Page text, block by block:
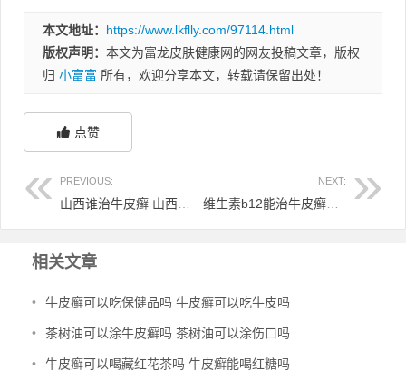
本文地址： https://www.lkflly.com/97114.html
版权声明： 本文为富龙皮肤健康网的网友投稿文章，版权
归 小富富 所有，欢迎分享本文，转载请保留出处！
点赞
PREVIOUS: NEXT:
维生素b12能治牛皮癣吗 维生素b12能治牛皮癣吗
相关文章
• 牛皮癣可以吃保健品吗 牛皮癣可以吃牛皮吗
• 茶树油可以涂牛皮癣吗 茶树油可以涂伤口吗
• 牛皮癣可以喝藏红花茶吗 牛皮癣能喝红糖吗